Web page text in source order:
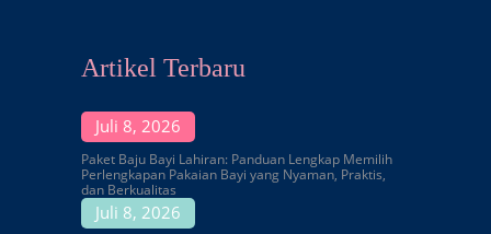
Artikel Terbaru
Juli 8, 2026
Paket Baju Bayi Lahiran: Panduan Lengkap Memilih
Perlengkapan Pakaian Bayi yang Nyaman, Praktis,
dan Berkualitas
Juli 8, 2026